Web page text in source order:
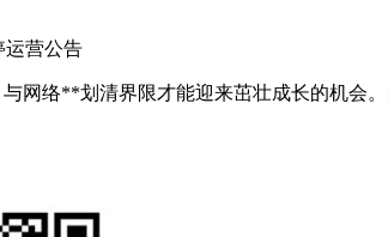
运营公告
网络**划清界限才能迎来茁壮成长的机会。